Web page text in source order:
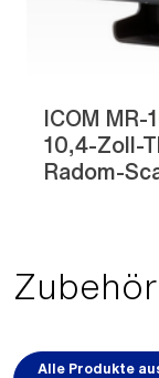
ICOM
10,4-Zoll-
Radom-
Alle Produkte